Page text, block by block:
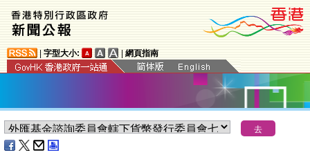
字型大小: 網頁指南